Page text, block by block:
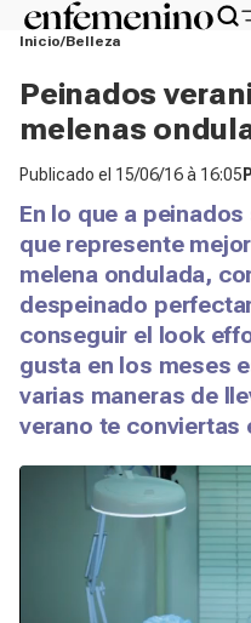
Inicio Belleza
Peinados
melenas
Publicado el 15/06/16 à 16:05
En lo que a
que represente
melena ondulada,
despeinado
conseguir el look
gusta en los meses
varias maneras de
verano te conviertas